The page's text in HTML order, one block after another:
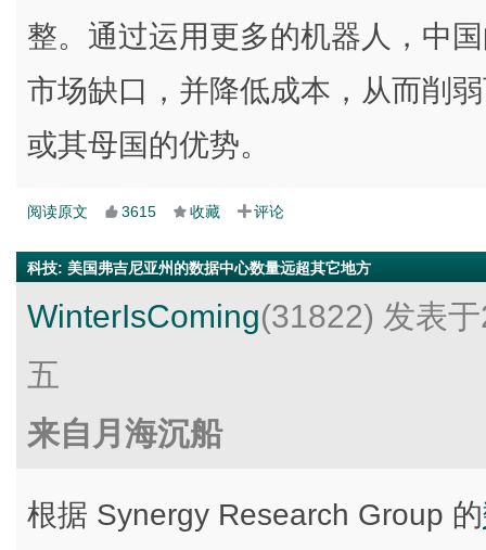
整。通过运用更多的机器人，中
市场缺口，并降低成本，从而削
或其母国的优势。
阅读原文 3615 收藏 评论
科技: 美国弗吉尼亚州的数据中心数量远超其它地方
WinterIsComing(31822) 发表
五
来自月海沉船
根据 Synergy Research Group 的